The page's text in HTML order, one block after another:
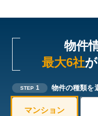
物件
最大6社
STEP 1 物件の種類を
マンション